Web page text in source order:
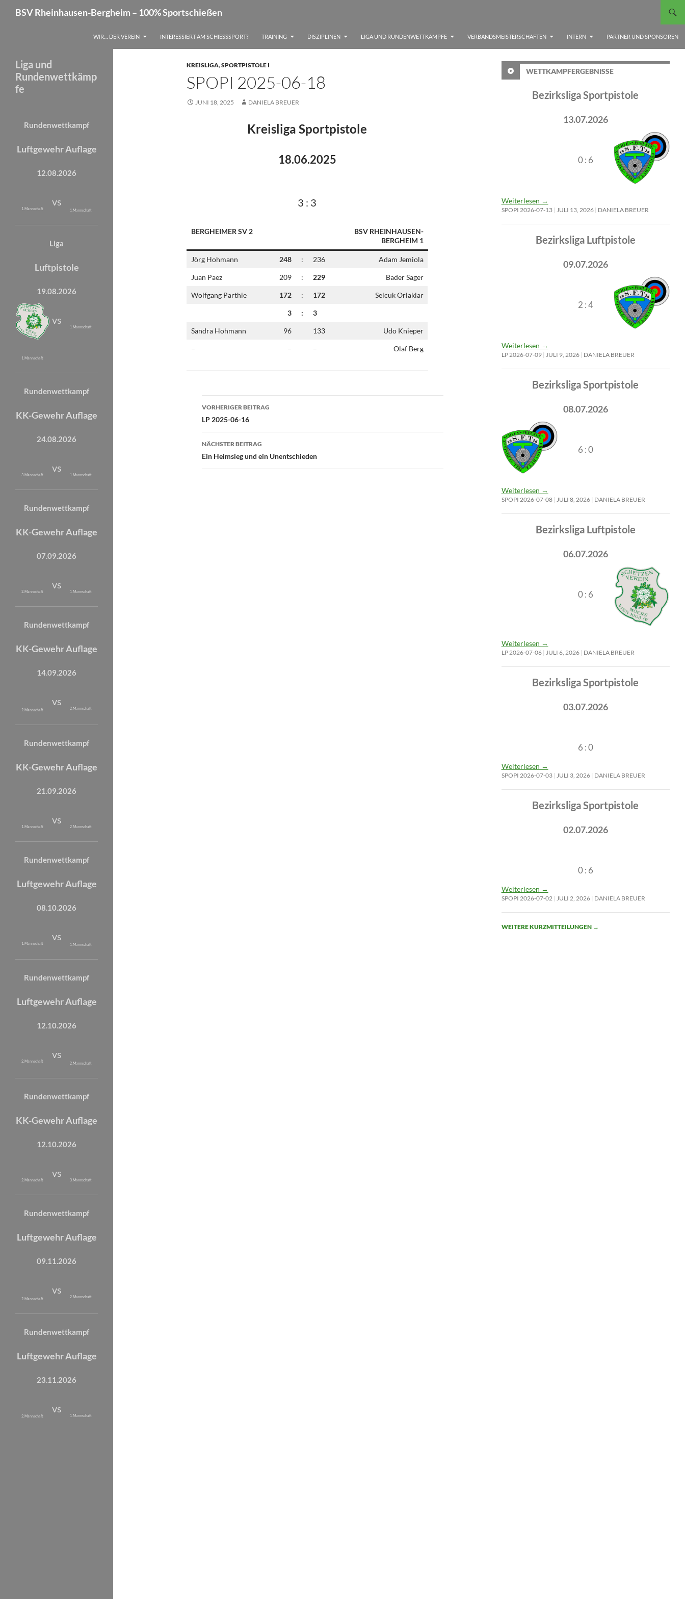
BSV Rheinhausen-Bergheim – 100% Sportschießen
WIR… DER VEREIN INTERESSIERT AM SCHIESSSPORT? TRAINING DISZIPLINEN LIGA UND RUNDENWETTKÄMPFE VERBANDSMEISTERSCHAFTEN INTERN PARTNER UND SPONSOREN
KREISLIGA,SPORTPISTOLE I
SPOPI 2025-06-18
JUNI 18, 2025 DANIELA BREUER
Kreisliga Sportpistole
18.06.2025
3 : 3
BERGHEIMER SV 2
BSV RHEINHAUSEN-
BERGHEIM 1
Jörg Hohmann 248 : 236 Adam Jemiola
Juan Paez 209 : 229 Bader Sager
Wolfgang Parthie 172 : 172 Selcuk Orlaklar
3 : 3
Sandra Hohmann 96 133 Udo Knieper
– – – Olaf Berg
Beitragsnavigation
VORHERIGER BEITRAG
LP 2025-06-16
NÄCHSTER BEITRAG
Ein Heimsieg und ein Unentschieden
WETTKAMPFERGEBNISSE
Bezirksliga Sportpistole
13.07.2026
0 : 6
Weiterlesen →
SPOPI 2026-07-13 JULI 13, 2026 DANIELA BREUER
Bezirksliga Luftpistole
09.07.2026
2 : 4
Weiterlesen →
LP 2026-07-09 JULI 9, 2026 DANIELA BREUER
Bezirksliga Sportpistole
08.07.2026
6 : 0
Weiterlesen →
SPOPI 2026-07-08 JULI 8, 2026 DANIELA BREUER
Bezirksliga Luftpistole
06.07.2026
0 : 6
Weiterlesen →
LP 2026-07-06 JULI 6, 2026 DANIELA BREUER
Bezirksliga Sportpistole
03.07.2026
6 : 0
Weiterlesen →
SPOPI 2026-07-03 JULI 3, 2026 DANIELA BREUER
Bezirksliga Sportpistole
02.07.2026
0 : 6
Weiterlesen →
SPOPI 2026-07-02 JULI 2, 2026 DANIELA BREUER
WEITERE KURZMITTEILUNGEN →
Liga und
Rundenwettkämp
fe
Rundenwettkampf
Luftgewehr Auflage
12.08.2026
1. Mannschaft
vs
1. Mannschaft
Liga
Luftpistole
19.08.2026
1. Mannschaft
vs
1. Mannschaft
Rundenwettkampf
KK-Gewehr Auflage
24.08.2026
3. Mannschaft
vs
1. Mannschaft
Rundenwettkampf
KK-Gewehr Auflage
07.09.2026
2. Mannschaft
vs
1. Mannschaft
Rundenwettkampf
KK-Gewehr Auflage
14.09.2026
2. Mannschaft
vs
2. Mannschaft
Rundenwettkampf
KK-Gewehr Auflage
21.09.2026
1. Mannschaft
vs
2. Mannschaft
Rundenwettkampf
Luftgewehr Auflage
08.10.2026
1. Mannschaft
vs
1. Mannschaft
Rundenwettkampf
Luftgewehr Auflage
12.10.2026
2. Mannschaft
vs
2. Mannschaft
Rundenwettkampf
KK-Gewehr Auflage
12.10.2026
2. Mannschaft
vs
3. Mannschaft
Rundenwettkampf
Luftgewehr Auflage
09.11.2026
2. Mannschaft
vs
2. Mannschaft
Rundenwettkampf
Luftgewehr Auflage
23.11.2026
2. Mannschaft
vs
1. Mannschaft